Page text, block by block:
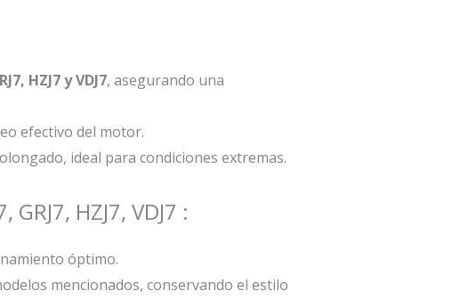
HZJ7 y VDJ7, asegurando una
efectivo del motor.
ideal para condiciones extremas.
HZJ7, VDJ7 :
óptimo.
mencionados, conservando el estilo